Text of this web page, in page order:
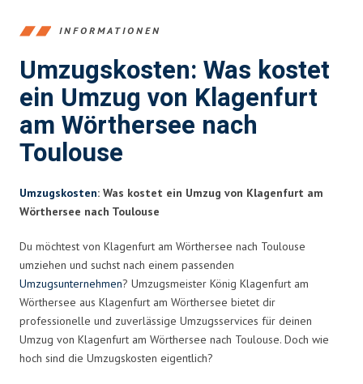
INFORMATIONEN
Umzugskosten: Was kostet
ein Umzug von Klagenfurt
am Wörthersee nach
Toulouse
Umzugskosten: Was kostet ein Umzug von Klagenfurt am
Wörthersee nach Toulouse
Du möchtest von Klagenfurt am Wörthersee nach Toulouse
umziehen und suchst nach einem passenden
Umzugsunternehmen? Umzugsmeister König Klagenfurt am
Wörthersee aus Klagenfurt am Wörthersee bietet dir
professionelle und zuverlässige Umzugsservices für deinen
Umzug von Klagenfurt am Wörthersee nach Toulouse. Doch wie
hoch sind die Umzugskosten eigentlich?